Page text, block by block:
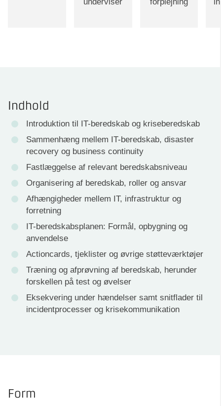
Indhold
Introduktion til IT-beredskab og kriseberedskab
Sammenhæng mellem IT-beredskab, disaster
recovery og business continuity
Fastlæggelse af relevant beredskabsniveau
Organisering af beredskab, roller og ansvar
Afhængigheder mellem IT, infrastruktur og
forretning
IT-beredskabsplanen: Formål, opbygning og
anvendelse
Actioncards, tjeklister og øvrige støtteværktøjer
Træning og afprøvning af beredskab, herunder
forskellen på test og øvelser
Eksekvering under hændelser samt snitflader til
incidentprocesser og krisekommunikation
Form